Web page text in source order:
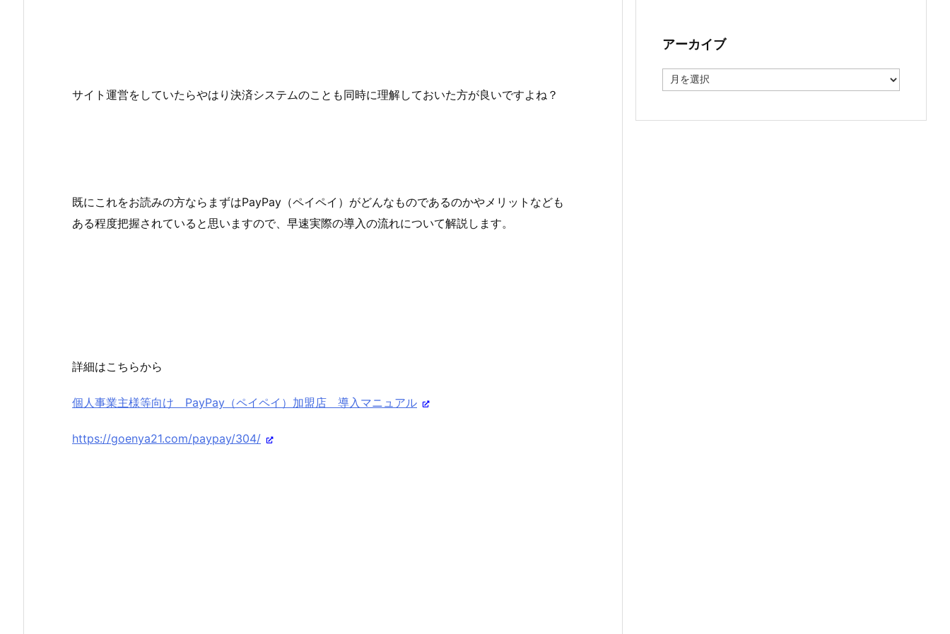
サイト運営をしていたらやはり決済システムのことも同時に理解しておいた方が良いですよね？
既にこれをお読みの方ならまずはPayPay（ペイペイ）がどんなものであるのかやメリットなども
ある程度把握されていると思いますので、早速実際の導入の流れについて解説します。
詳細はこちらから
個人事業主様等向け PayPay（ペイペイ）加盟店 導入マニュアル
https://goenya21.com/paypay/304/
アーカイブ
ー